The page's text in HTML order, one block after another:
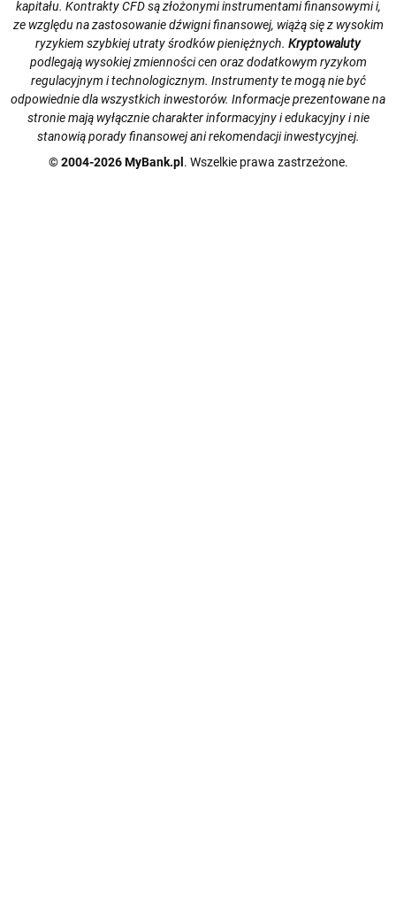
kapitału. Kontrakty CFD są złożonymi instrumentami finansowymi i,
ze względu na zastosowanie dźwigni finansowej, wiążą się z wysokim
ryzykiem szybkiej utraty środków pieniężnych. Kryptowaluty
podlegają wysokiej zmienności cen oraz dodatkowym ryzykom
regulacyjnym i technologicznym. Instrumenty te mogą nie być
odpowiednie dla wszystkich inwestorów. Informacje prezentowane na
stronie mają wyłącznie charakter informacyjny i edukacyjny i nie
stanowią porady finansowej ani rekomendacji inwestycyjnej.
© 2004-2026 MyBank.pl . Wszelkie prawa zastrzeżone.